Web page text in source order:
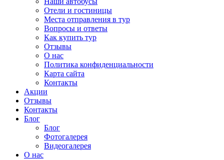
Отели и гостиницы
Места отправления в тур
Вопросы и ответы
Как купить тур
Отзывы
О нас
Политика конфиденциальности
Карта сайта
Контакты
Акции
Отзывы
Контакты
Блог
Блог
Фотогалерея
Видеогалерея
О нас